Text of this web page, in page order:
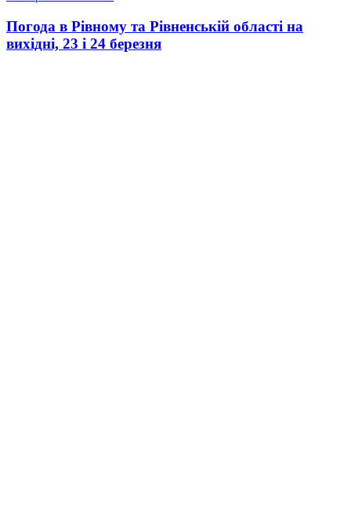
Погода в Рівному та Рівненській області на
вихідні, 23 і 24 березня